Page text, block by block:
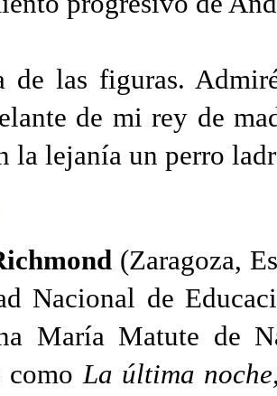
de las figuras.
de mi rey de
la lejanía un perro
(Zaragoza,
Nacional de
María Matute de
comoLa última